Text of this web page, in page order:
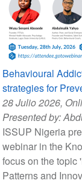
Behavioural
strategies for
28 Julio 2026,
Presented by:
ISSUP Nigeria
webinar in the
focus on the topic
Patterns and